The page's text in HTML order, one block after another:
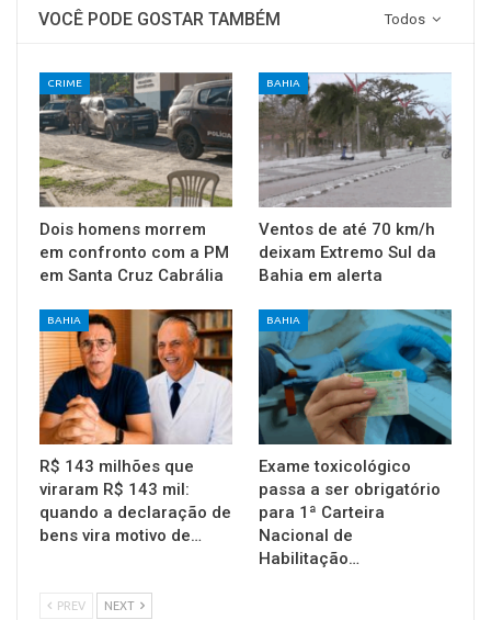
Todos
VOCÊ PODE GOSTAR TAMBÉM
CRIME
Dois homens morrem
em confronto com a PM
em Santa Cruz Cabrália
BAHIA
Ventos de até 70 km/h
deixam Extremo Sul da
Bahia em alerta
BAHIA
R$ 143 milhões que
viraram R$ 143 mil:
quando a declaração de
bens vira motivo de…
BAHIA
Exame toxicológico
passa a ser obrigatório
para 1ª Carteira
Nacional de
Habilitação…
PREV NEXT